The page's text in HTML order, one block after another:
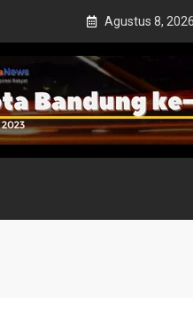
Agustus 8, 2026